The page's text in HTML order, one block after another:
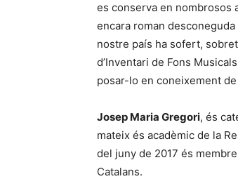
es conserva en nombrosos
encara roman
nostre país ha sofert,
d’Inventari de Fons
posar-lo en coneixement
Josep Maria Gregori, és
mateix és acadèmic de la
del juny de 2017 és
Catalans.